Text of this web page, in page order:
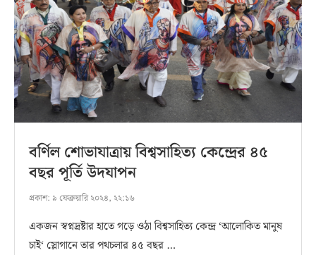
বর্ণিল শোভাযাত্রায় বিশ্বসাহিত্য কেন্দ্রের ৪৫
বছর পূর্তি উদযাপন
প্রকাশ: ৯ ফেব্রুয়ারি ২০২৪, ২২:১৬
একজন স্বপ্নদ্রষ্টার হাতে গড়ে ওঠা বিশ্বসাহিত্য কেন্দ্র ‘আলোকিত মানুষ
চাই‘ স্লোগানে তার পথচলার ৪৫ বছর …